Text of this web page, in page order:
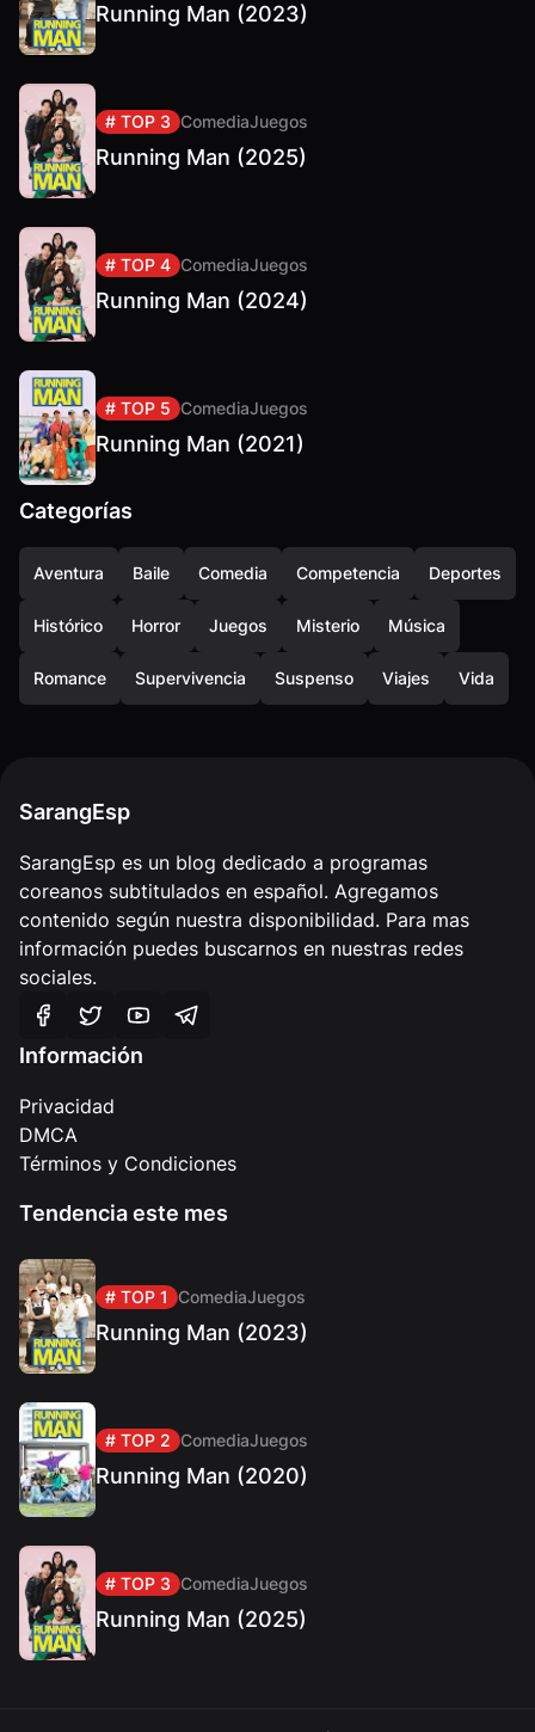
Running Man (2023)
# TOP 3 ComediaJuegos
Running Man (2025)
# TOP 4 ComediaJuegos
Running Man (2024)
# TOP 5 ComediaJuegos
Running Man (2021)
Categorías
Aventura Baile Comedia Competencia Deportes
Histórico Horror Juegos Misterio Música
Romance Supervivencia Suspenso Viajes Vida
SarangEsp
SarangEsp es un blog dedicado a programas
coreanos subtitulados en español. Agregamos
contenido según nuestra disponibilidad. Para mas
información puedes buscarnos en nuestras redes
sociales.
Información
Privacidad
DMCA
Términos y Condiciones
Tendencia este mes
# TOP 1 ComediaJuegos
Running Man (2023)
# TOP 2 ComediaJuegos
Running Man (2020)
# TOP 3 ComediaJuegos
Running Man (2025)